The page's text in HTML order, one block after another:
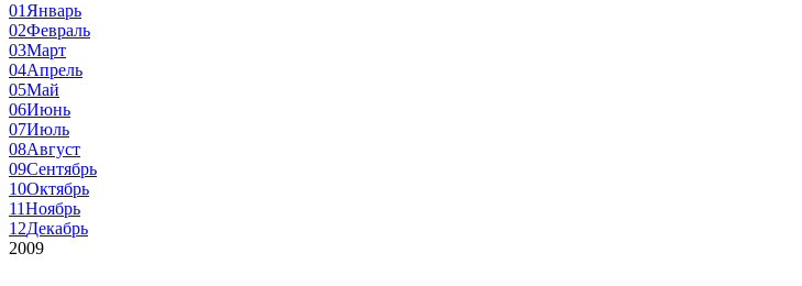
01 Январь
02Февраль
03Март
04Апрель
05Май
06Июнь
07Июль
08Август
09Сентябрь
10Октябрь
11Ноябрь
12Декабрь
2009